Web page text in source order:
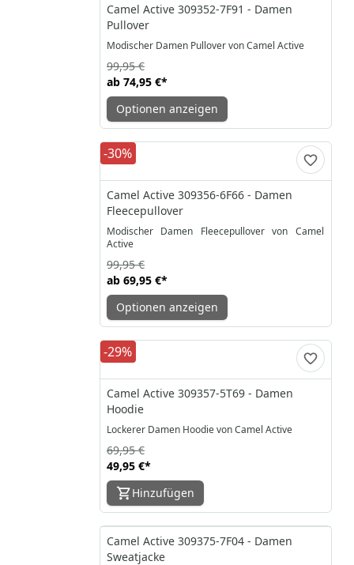
Camel Active 309352-7F91 - Damen
Pullover
Modischer Damen Pullover von Camel Active
ab 74,95 €*
99,95 €
Optionen anzeigen
-30%
Camel Active 309356-6F66 - Damen
Fleecepullover
Modischer Damen Fleecepullover von Camel
Active
ab 69,95 €*
99,95 €
Optionen anzeigen
-29%
Camel Active 309357-5T69 - Damen
Hoodie
Lockerer Damen Hoodie von Camel Active
49,95 €*
69,95 €
Hinzufügen
-23%
Camel Active 309375-7F04 - Damen
Sweatjacke